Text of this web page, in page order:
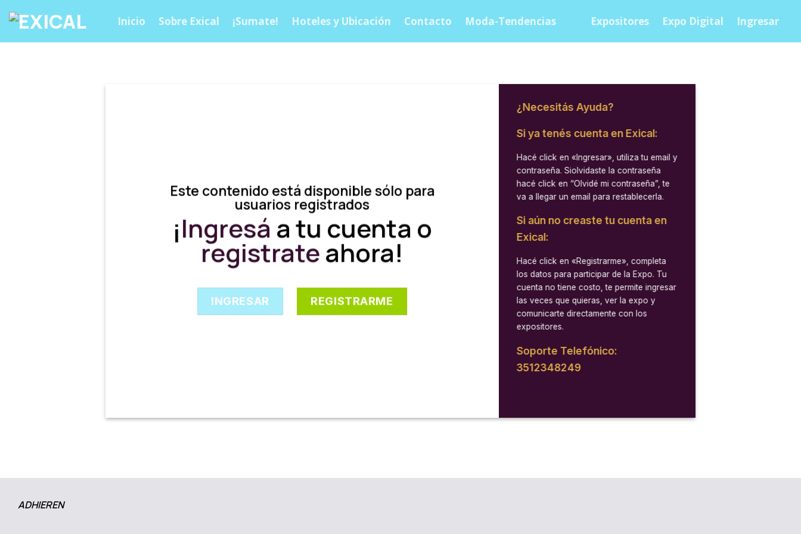
Inicio Sobre Exical ¡Sumate! Hoteles y Ubicación Contacto Moda-Tendencias Expositores Expo Digital Ingresar
Este contenido está disponible sólo para
usuarios registrados
¡Ingresá a tu cuenta o
registrateahora!
INGRESAR REGISTRARME
¿Necesitás Ayuda?
Si ya tenés cuenta en Exical:
Hacé click en «Ingresar», utiliza tu email y
contraseña. Siolvidaste la contraseña
hacé click en “Olvidé mi contraseña”, te
va a llegar un email para restablecerla.
Si aún no creaste tu cuenta en
Exical:
Hacé click en «Registrarme», completa
los datos para participar de la Expo. Tu
cuenta no tiene costo, te permite ingresar
las veces que quieras, ver la expo y
comunicarte directamente con los
expositores.
Soporte Telefónico:
3512348249
ADHIEREN